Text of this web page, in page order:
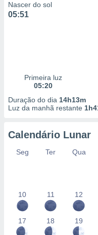
Nascer do sol
05:51
Primeira luz
05:20
Duração do dia 14h13m
Luz da manhã restante
Calendário Lunar
Seg Ter Qua
10 11 12
17 18 19